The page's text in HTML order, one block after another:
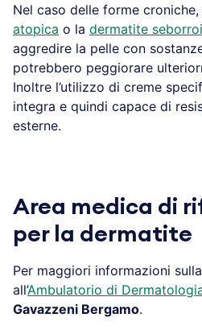
Nel caso delle forme
atopica o la dermatite
aggredire la pelle con
potrebbero peggiorare
Inoltre l’utilizzo di creme
integra e quindi capace di
esterne.
Area medica di
per la dermatite
Per maggiori informazioni sulla
all’Ambulatorio di
Gavazzeni Bergamo.